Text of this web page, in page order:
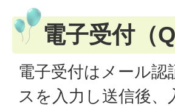
電子受付（
電子受付はメール
スを入力し送信後